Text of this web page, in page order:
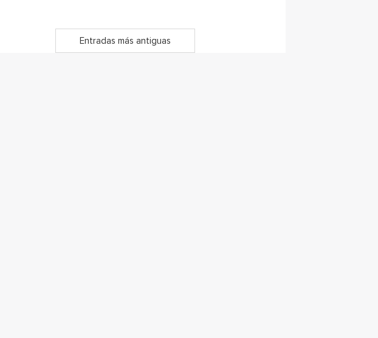
Entradas más antiguas